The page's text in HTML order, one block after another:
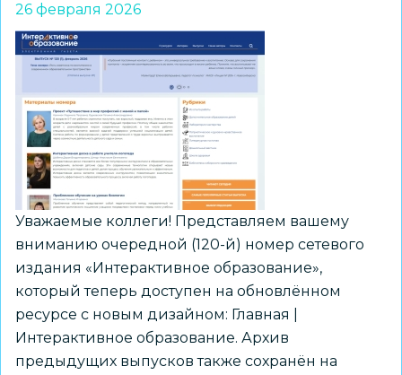
112
прошел
школьный
этап
конкурса
«Китайский
язык
—
это
мост»
26 февраля 2026
Уважаемые коллеги! Представляем вашему
вниманию очередной (120-й) номер сетевого
издания «Интерактивное образование»,
который теперь доступен на обновлённом
ресурсе с новым дизайном: Главная |
Интерактивное образование. Архив
предыдущих выпусков также сохранён на